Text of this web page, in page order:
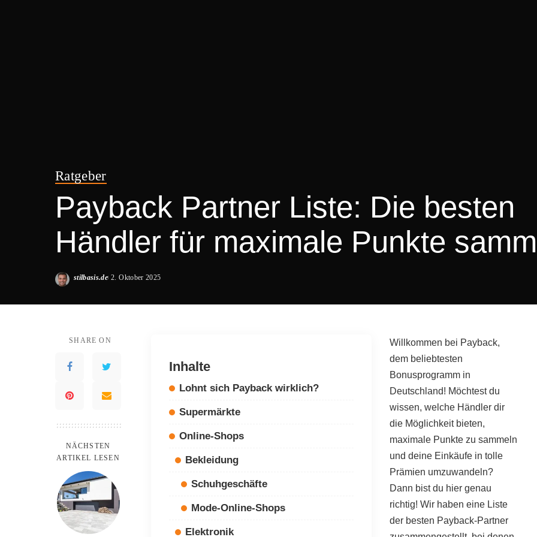
Ratgeber
Payback Partner Liste: Die besten
Händler für maximale Punkte
Posted
stilbasis.de 2. Oktober 2025
SHARE ON
NÄCHSTEN
ARTIKEL LESEN
Inhalte
Lohnt sich Payback wirklich?
Supermärkte
Online-Shops
Bekleidung
Schuhgeschäfte
Mode-Online-Shops
Elektronik
Willkommen bei Payback,
dem beliebtesten
Bonusprogramm in
Deutschland! Möchtest du
wissen, welche Händler dir
die Möglichkeit bieten,
maximale Punkte zu sammeln
und deine Einkäufe in tolle
Prämien umzuwandeln?
Dann bist du hier genau
richtig! Wir haben eine Liste
der besten Payback-Partner